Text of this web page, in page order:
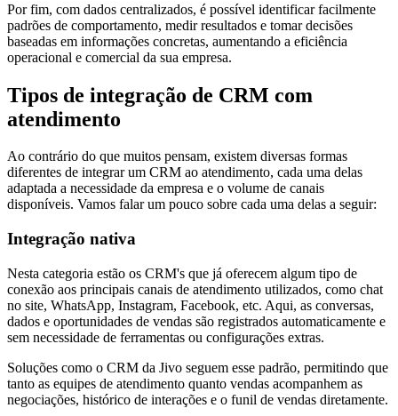
Por fim, com dados centralizados, é possível identificar facilmente
padrões de comportamento, medir resultados e tomar decisões
baseadas em informações concretas, aumentando a eficiência
operacional e comercial da sua empresa.
Tipos de integração de CRM com
atendimento
Ao contrário do que muitos pensam, existem diversas formas
diferentes de integrar um CRM ao atendimento, cada uma delas
adaptada a necessidade da empresa e o volume de canais
disponíveis. Vamos falar um pouco sobre cada uma delas a seguir:
Integração nativa
Nesta categoria estão os CRM's que já oferecem algum tipo de
conexão aos principais canais de atendimento utilizados, como chat
no site, WhatsApp, Instagram, Facebook, etc. Aqui, as conversas,
dados e oportunidades de vendas são registrados automaticamente e
sem necessidade de ferramentas ou configurações extras.
Soluções como o CRM da Jivo seguem esse padrão, permitindo que
tanto as equipes de atendimento quanto vendas acompanhem as
negociações, histórico de interações e o funil de vendas diretamente.